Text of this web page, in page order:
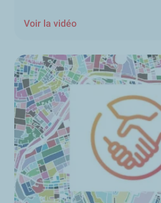
Voir la vidéo